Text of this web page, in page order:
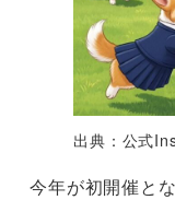
出典：公式
今年が初開催と